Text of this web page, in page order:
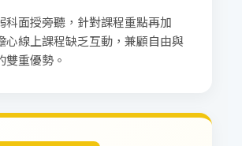
科面授旁聽，針對課程重點再加
心線上課程缺乏互動，兼顧自由與
雙重優勢。